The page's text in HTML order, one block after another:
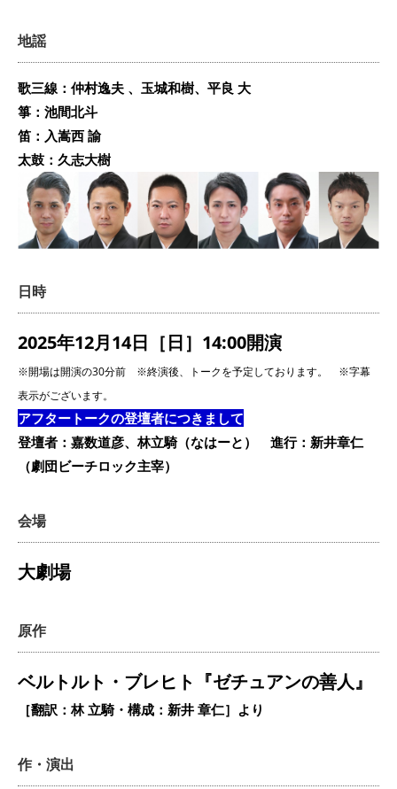
地謡
歌三線：仲村逸夫 、玉城和樹、平良 大
箏：池間北斗
笛：入嵩西 諭
太鼓：久志大樹
日時
2025年12月14日［日］ 14:00開演
※開場は開演の30分前 ※終演後、トークを予定しております。 ※字幕
表示がございます。
アフタートークの登壇者につきまして
登壇者：嘉数道彦、林立騎（なはーと） 進行：新井章仁
（劇団ビーチロック主宰）
会場
大劇場
原作
ベルトルト・ブレヒト『ゼチュアンの善人』
［翻訳：林 立騎・構成：新井 章仁］より
作・演出